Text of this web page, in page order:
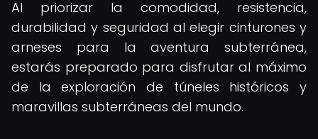
Al priorizar la comodidad, resistencia,
durabilidad y seguridad al elegir cinturones y
arneses para la aventura subterránea,
estarás preparado para disfrutar al máximo
de la exploración de túneles históricos y
maravillas subterráneas del mundo.